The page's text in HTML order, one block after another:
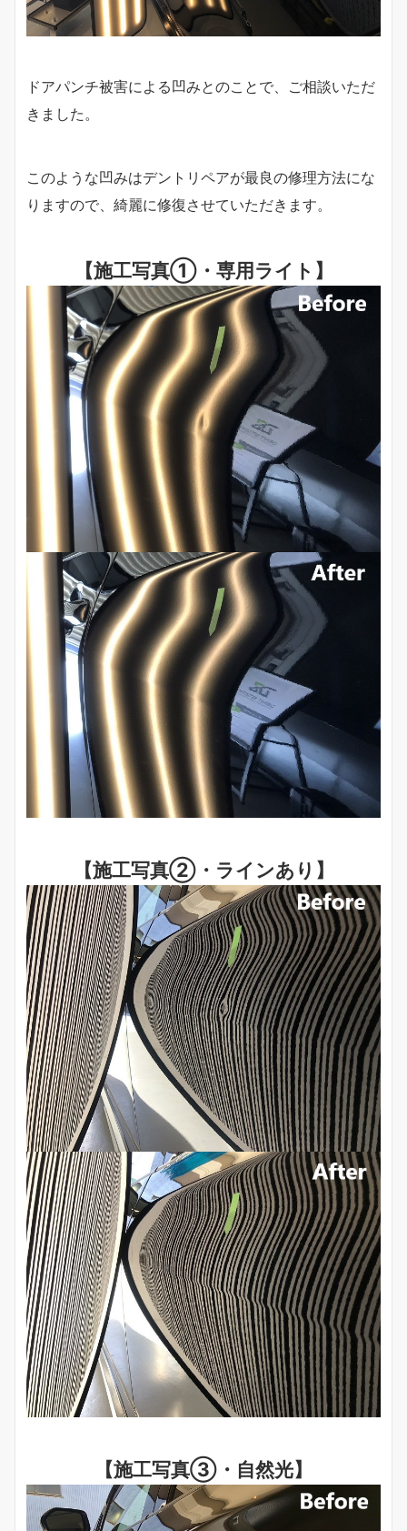
ドアパンチ被害による凹みとのことで、ご相談いただ
きました。
このような凹みはデントリペアが最良の修理方法にな
りますので、綺麗に修復させていただきます。
【施工写真①・専用ライト】
【施工写真②・ラインあり】
【施工写真③・自然光】